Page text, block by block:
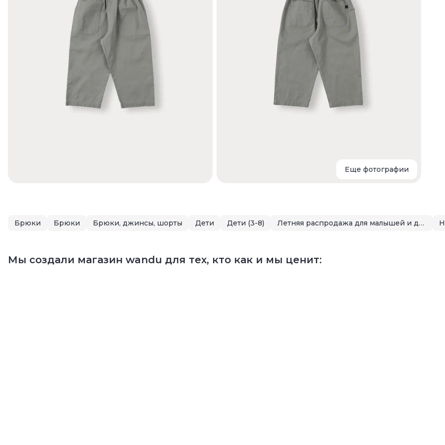
Еще фотографии
Брюки Брюки Брюки, джинсы, шорты Дети Дети (3-8) Летняя распродажа для малышей и детей
Мы создали магазин wandu для тех, кто как и мы ценит: